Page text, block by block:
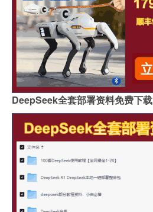
DeepSeek全套部署资料免费下载